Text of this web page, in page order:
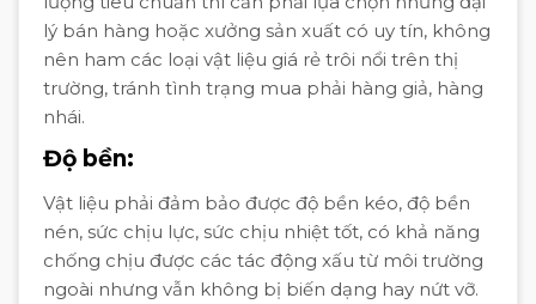
lý bán hàng hoặc xưởng sản xuất có uy tín, không
nên ham các loại vật liệu giá rẻ trôi nổi trên thị
trường, tránh tình trạng mua phải hàng giả, hàng
nhái.
Độ bền:
Vật liệu phải đảm bảo được độ bền kéo, độ bền
nén, sức chịu lực, sức chịu nhiệt tốt, có khả năng
chống chịu được các tác động xấu từ môi trường
ngoài nhưng vẫn không bị biến dạng hay nứt vỡ.